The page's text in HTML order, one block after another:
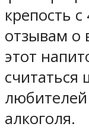
крепость
отзывам о
этот
любителей
алкоголя.